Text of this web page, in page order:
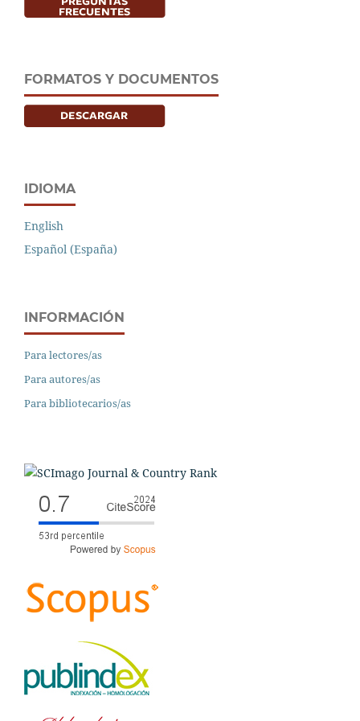
FORMATOS Y DOCUMENTOS
IDIOMA
English
Español (España)
INFORMACIÓN
Para lectores/as
Para autores/as
Para bibliotecarios/as